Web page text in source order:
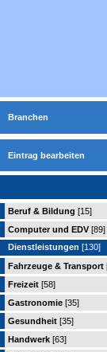
Branchen
Eintrag bearbeiten
Beruf & Bildung [15]
Computer und EDV [89]
Dienstleistungen [130]
Fahrzeuge & Transport
Freizeit [58]
Gastronomie [35]
Gesundheit [35]
Handwerk [63]